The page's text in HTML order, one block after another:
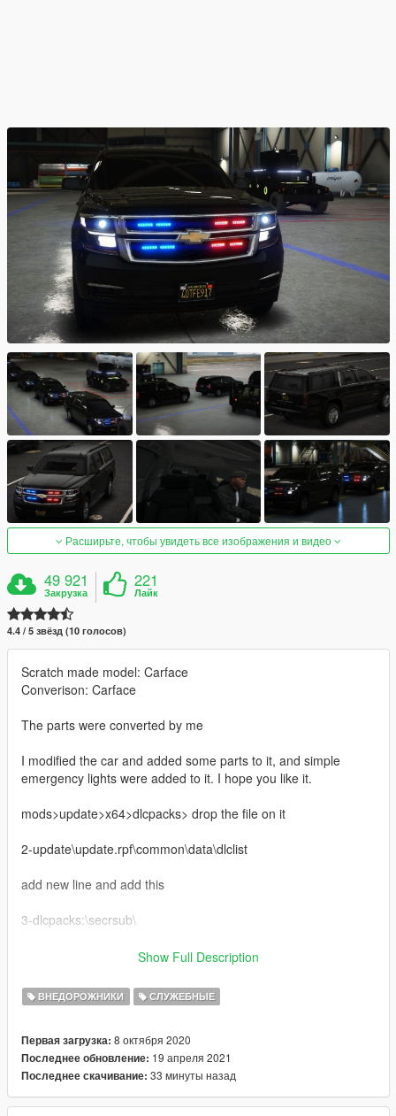
Расширьте, чтобы увидеть все изображения и видео
49 921
Закрузка
221
Лайк
4.4 / 5 звёзд (10 голосов)
Scratch made model: Carface
Converison: Carface
The parts were converted by me
I modified the car and added some parts to it, and simple
emergency lights were added to it. I hope you like it.
mods>update>x64>dlcpacks> drop the file on it
2-update\update.rpf\common\data\dlclist
add new line and add this
3-dlcpacks:\secrsub\
1.1: -All the armored parts work, I removed the upper part of
There are two versions of the car, an armored version and one
without armor
no one allowed to be re-posted on any site or use the part
Original vehicle :-https://www.gta5-mods.com/vehicles/2016-
chevrolet-suburban-add-on-replace
Show Full Description
ВНЕДОРОЖНИКИ СЛУЖЕБНЫЕ
Первая загрузка: 8 октября 2020
Последнее обновление: 19 апреля 2021
Последнее скачивание: 33 минуты назад